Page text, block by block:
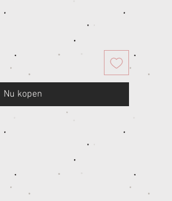
Nu kopen